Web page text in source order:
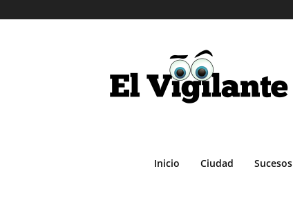
Inicio Ciudad Sucesos